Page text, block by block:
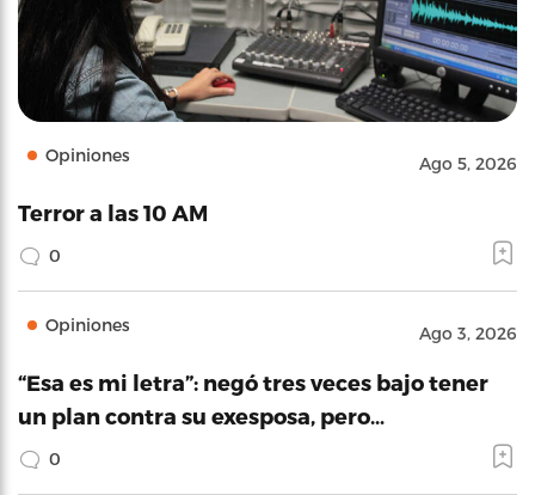
Opiniones Ago 5, 2026
Terror a las 10 AM
0
Opiniones Ago 3, 2026
“Esa es mi letra”: negó tres veces bajo tener
un plan contra su exesposa, pero…
0